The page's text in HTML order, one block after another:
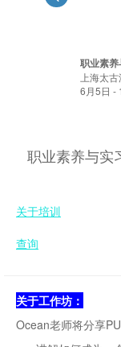
上海太
6月5日 -
职业素养与实
关于培训
查询
关于工作坊：
Ocean老师将分享